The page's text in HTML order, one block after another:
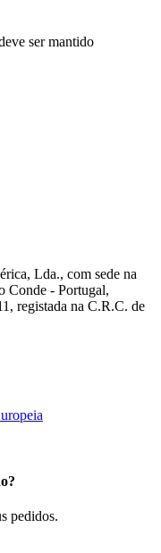
ser mantido
Lda., com sede na
Conde - Portugal,
registada na C.R.C. de
pedidos.